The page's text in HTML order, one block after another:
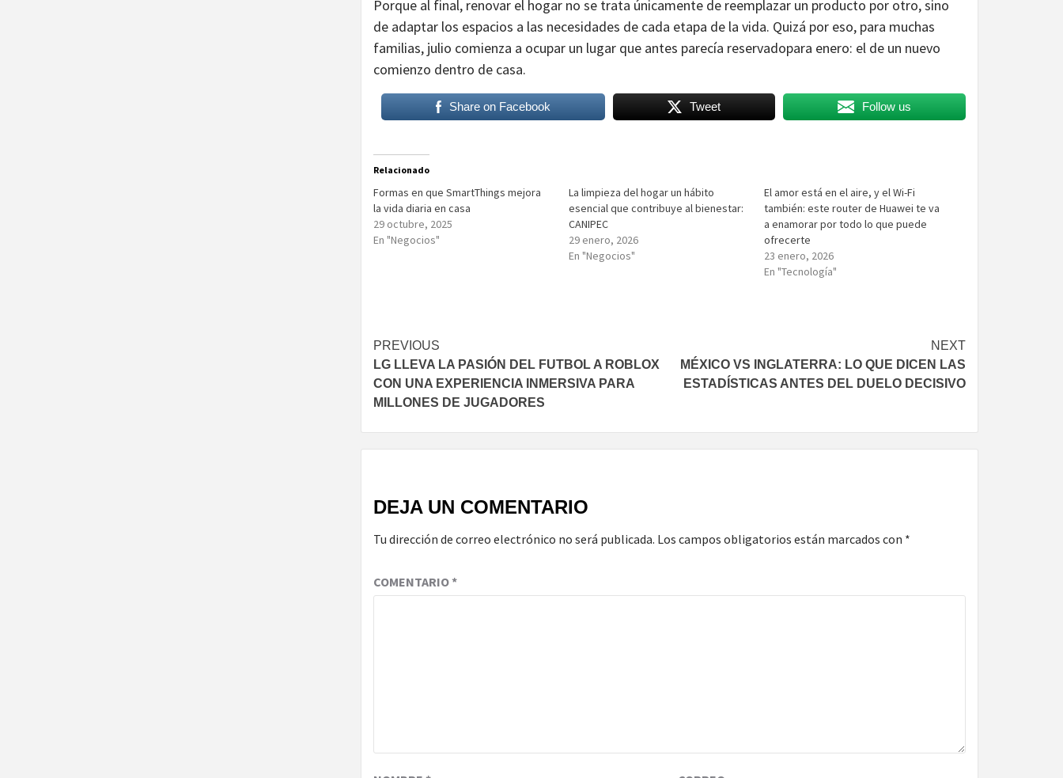
Porque al final, renovar el hogar no se trata únicamente de reemplazar un producto por otro, sino
de adaptar los espacios a las necesidades de cada etapa de la vida. Quizá por eso, para muchas
familias, julio comienza a ocupar un lugar que antes parecía reservadopara enero: el de un nuevo
comienzo dentro de casa.
Share on Facebook Tweet Follow us
Relacionado
Formas en que SmartThings mejora
la vida diaria en casa
29 octubre, 2025
En "Negocios"
La limpieza del hogar un hábito
esencial que contribuye al bienestar:
CANIPEC
29 enero, 2026
En "Negocios"
El amor está en el aire, y el Wi-Fi
también: este router de Huawei te va
a enamorar por todo lo que puede
ofrecerte
23 enero, 2026
En "Tecnología"
Post
navigation
PREVIOUS
LG LLEVA LA PASIÓN DEL FUTBOL A ROBLOX
CON UNA EXPERIENCIA INMERSIVA PARA
MILLONES DE JUGADORES
NEXT
MÉXICO VS INGLATERRA: LO QUE DICEN LAS
ESTADÍSTICAS ANTES DEL DUELO DECISIVO
DEJA UN COMENTARIO
Tu dirección de correo electrónico no será publicada. Los campos obligatorios están marcados con *
COMENTARIO*